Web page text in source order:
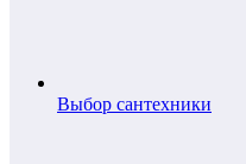
Выбор сантехники